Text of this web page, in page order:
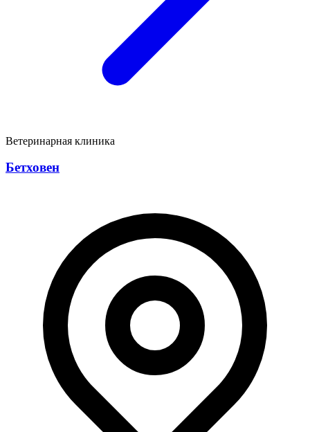
Ветеринарная клиника
Бетховен